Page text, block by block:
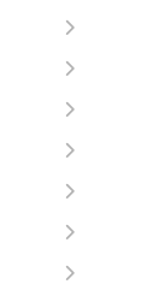
$84.942